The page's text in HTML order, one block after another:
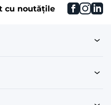
cu noutățile